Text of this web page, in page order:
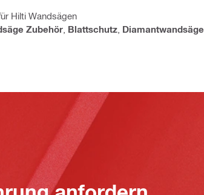
Hilti Wandsägen
Zubehör Blattschutz Diamantwandsäge